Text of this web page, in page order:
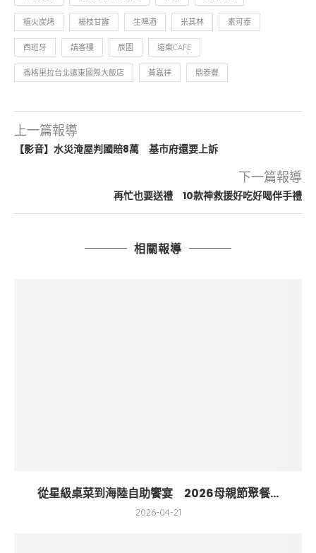
植火炭烤 楊枝甘露 生啤酒 米其林 素可泰
西班牙 請客樓 辰園 遠東CAFE
香格里拉台北遠東國際大飯店 黃嘉祥 鼎泰豐
上一篇報導
【影音】水災淹屋判國賠8萬 基市府還要上訴
下一篇報導
再忙也要送禮 10款神救援好吃好喝伴手禮
相關報導
從星級桌菜到海陸自助饗宴 2026母親節聚餐...
2026-04-21